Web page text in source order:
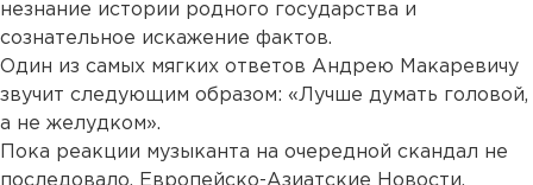
незнание истории родного государства и
сознательное искажение фактов.
Один из самых мягких ответов Андрею Макаревичу
звучит следующим образом: «Лучше думать головой,
а не желудком».
Пока реакции музыканта на очередной скандал не
последовало. Европейско-Азиатские Новости.